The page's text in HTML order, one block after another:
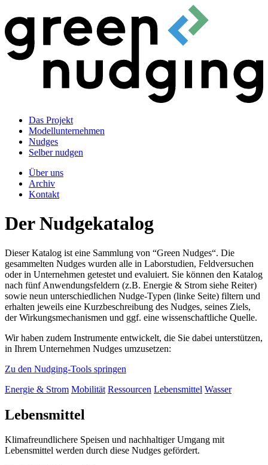
Das Projekt
Modellunternehmen
Nudges
Selber nudgen
Über uns
Archiv
Kontakt
Der Nudgekatalog
Dieser Katalog ist eine Sammlung von “Green Nudges“. Die
gesammelten Nudges wurden alle in Laborstudien, Feldversuchen
oder in Unternehmen getestet und evaluiert. Sie können den Katalog
nach fünf Anwendungsfeldern (z.B. Energie & Strom siehe Reiter)
sowie neun unterschiedlichen Nudge-Typen (linke Seite) filtern und
erhalten jeweils eine Kurzbeschreibung des Nudges, seines Ziels,
der Wirkungsmechanismen und ggf. eine wissenschaftliche Quelle.
Wir haben zudem Instrumente entwickelt, die Sie dabei unterstützen,
in Ihrem Unternehmen Nudges umzusetzen:
Zu den Nudging-Tools springen
Energie & Strom Mobilität Ressourcen Lebensmittel Wasser
Lebensmittel
Klimafreundlichere Speisen und nachhaltiger Umgang mit
Lebensmittel werden durch diese Nudges gefördert.